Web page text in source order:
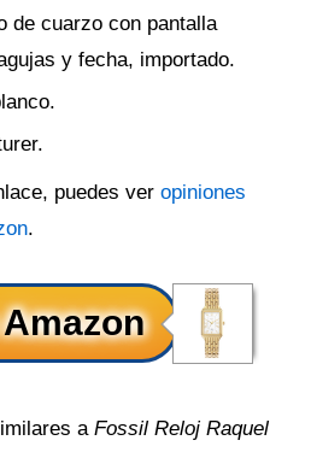
de cuarzo con pantalla
y fecha, importado.
puedes ver opiniones
.
a Fossil Reloj Raquel